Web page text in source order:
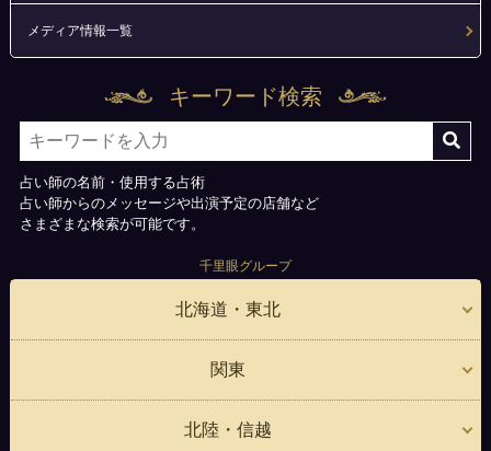
メディア情報一覧
キーワード検索
占い師の名前・使用する占術
占い師からのメッセージや出演予定の店舗など
さまざまな検索が可能です。
千里眼グループ
北海道・東北
関東
北陸・信越